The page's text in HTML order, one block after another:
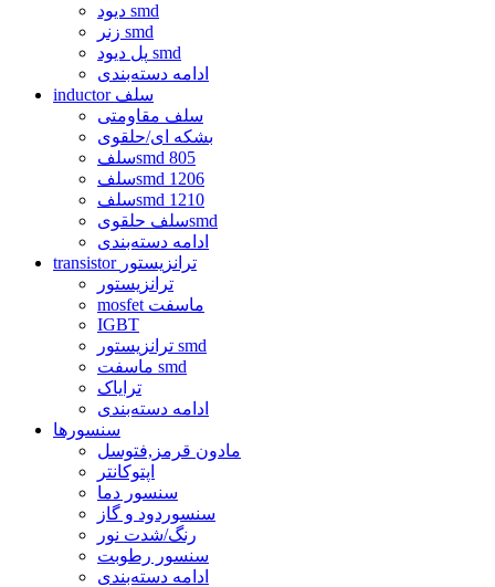
دیود smd
زنر smd
پل دیود smd
ادامه دسته‌بندی
inductor سلف
سلف مقاومتی
بشکه ای/حلقوی
سلفsmd 805
سلفsmd 1206
سلفsmd 1210
سلف حلقویsmd
ادامه دسته‌بندی
transistor ترانزیستور
ترانزیستور
mosfet ماسفت
IGBT
ترانزیستور smd
ماسفت smd
ترایاک
ادامه دسته‌بندی
سنسورها
مادون قرمز,فتوسل
اپتوکانتر
سنسور دما
سنسوردود و گاز
رنگ/شدت نور
سنسور رطوبت
ادامه دسته‌بندی